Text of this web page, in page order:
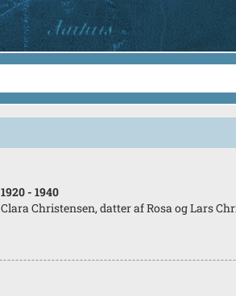
1920 - 1940
Clara Christensen, datter af Rosa og Lars